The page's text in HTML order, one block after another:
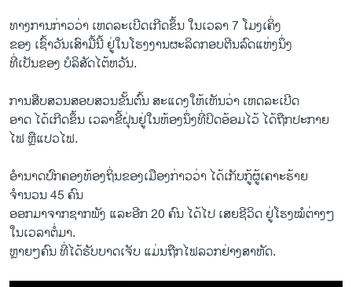
ພາສາຕ່າງໆ
ທາງ​ການ​ກ່າວ​ວ່າ ​ເຫດລະ​ເບີດເກີດ​ຂຶ້ນ​ ​ໃນເວລາ 7 ​ໂມງ​ເຄິ່ງ
ຂອງ ເຊົ້າ​ວັນ​ເສົາ​ມື້​ນີ້ ຢູ່ໃນ​ໂຮງງານ​ຜະລິດ​ກອບ​ຕີນລົດ​ແຫ່ງ​ນຶ່ງ
ທີ່ເປັນ​ຂອງ ບໍລິສັດ​ໄຕ້​ຫວັນ.
ການ​ສືບສວນ​ສອບ​ສວນຂັ້ນຕົ້ນ ສະ​ແດງ​ໃຫ້​ເຫັນວ່າ ​ເຫດລະ​ເບີດ
ອາດ ​ໄດ້ເກີດຂຶ້ນ ເວລາຂີ້​ຝຸ່ນ​ຢູ່ໃນ​ຫ້ອງນຶ່ງທີ່​ປິດ​ອ້ອມ​ໄວ້ ​ໄດ້ຖືກປະກາຍ​
ໄຟ ຫຼື​ແປວໄຟ.
ອຳນາດ​ປົກຄອງ​ທ້ອງ​ຖິ່ນ​ຂອງ​ເມືອງກ່າວວ່າ ​ໄດ້​ເກັບ​ກູ້​ຜູ້​ເຄາະ​ຮ້າຍ
ຈຳນວນ 45 ຄົນ
ອອກມາ​ຈາກຊາກ​ພັງ ​ແລະອີກ 20 ຄົນ ໄດ້​ໄປ ເສຍ​ຊີວິດ ຢູ່​ໂຮງໝໍ​ຕ່າງໆ​
ໃນ​ເວລາຕໍ່​ມາ.
ຫຼາຍໆຄົນ​ ທີ່ໄດ້​ຮັບບາດ​ເຈັບ ​ແມ່ນ​ຖືກ​ໄຟ​ລວກ​ຢ່າງ​ສາຫັດ.